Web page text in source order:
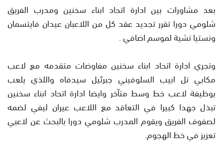
بعد مشاورات بين ادارة اتحاد ابناء سخنين ومدرب الفريق
شلومي دورا تقرر تجديد عقد كل من اللاعبان عيدان فايتسمان
ونستيا تشية لموسم اضافي .
وتجري ادارة اتحاد ابناء سخنين مفاوضات متقدمه مع لاعب
مكابي تل ابيب السلوفيني جبرئيل سيدفاه واللذي يلعب
بوظيفة لاعب خط وسط متآخر وايضا ادارة اتحاد ابناء سخنين
تبذل جهدا كبيرا في التعاقد مع اللاعب عيران ليفي لضمه
لصفوف الفريق ويقوم المدرب شلومي دورا بالبحث عن لاعبي
تعزيز في خط الهجوم.